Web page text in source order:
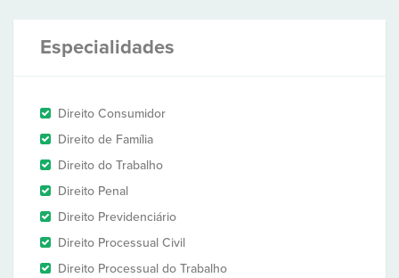
Especialidades
Direito Consumidor
Direito de Família
Direito do Trabalho
Direito Penal
Direito Previdenciário
Direito Processual Civil
Direito Processual do Trabalho